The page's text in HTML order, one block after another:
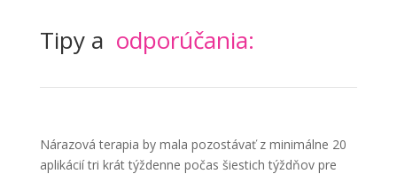
Tipy a odporúčania:
Nárazová terapia by mala pozostávať z minimálne 20
aplikácií tri krát týždenne počas šiestich týždňov pre